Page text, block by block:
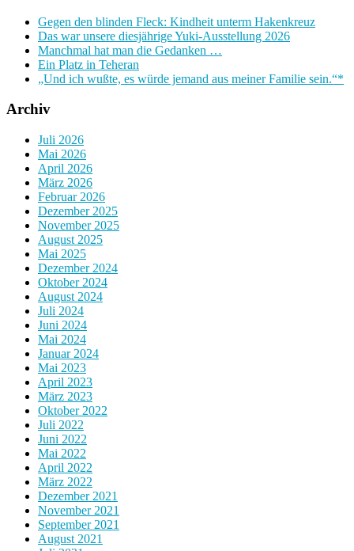
Gegen den blinden Fleck: Kindheit unterm Hakenkreuz
Das war unsere diesjährige Yuki-Ausstellung 2026
Manchmal hat man die Gedanken …
Ein Platz in Teheran
„Und ich wußte, es würde jemand aus meiner Familie sein.“*
Archiv
Juli 2026
Mai 2026
April 2026
März 2026
Februar 2026
Dezember 2025
November 2025
August 2025
Mai 2025
Dezember 2024
Oktober 2024
August 2024
Juli 2024
Juni 2024
Mai 2024
Januar 2024
Mai 2023
April 2023
März 2023
Oktober 2022
Juli 2022
Juni 2022
Mai 2022
April 2022
März 2022
Dezember 2021
November 2021
September 2021
August 2021